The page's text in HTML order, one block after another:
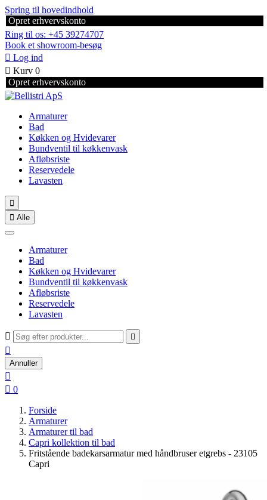
Spring til hovedindhold
Opret erhvervskonto
Ring til os: +45 39274707
Book et showroom-besøg
 Log ind
 Kurv 0
Opret erhvervskonto
Armaturer
Bad
Køkken og Hvidevarer
Bundventil til køkkenvask
Afløbsriste
Reservedele
Lavasten

 Alle
Armaturer
Bad
Køkken og Hvidevarer
Bundventil til køkkenvask
Afløbsriste
Reservedele
Lavasten
 

Annuller

 0
Forside
Armaturer
Armaturer til bad
Capri kollektion til bad
Fritstående badekarsarmatur med håndbruser etgrebs - 23105
Capri